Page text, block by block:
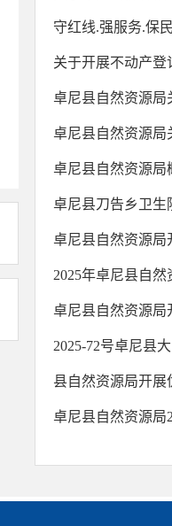
守红线.强服务.保
关于开展不动产
卓尼县自然资源局
卓尼县自然资源局
卓尼县自然资源局
卓尼县刀告乡卫生
卓尼县自然资源局
2025年卓尼县自
卓尼县自然资源局
2025-72号卓尼县
县自然资源局开
卓尼县自然资源局